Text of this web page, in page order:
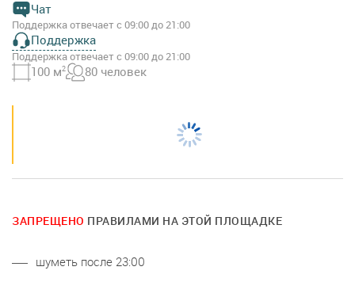
Чат
Поддержка отвечает с 09:00 до 21:00
Поддержка
Поддержка отвечает с 09:00 до 21:00
100 м2 80 человек
ЗАПРЕЩЕНО ПРАВИЛАМИ НА ЭТОЙ ПЛОЩАДКЕ
шуметь после 23:00